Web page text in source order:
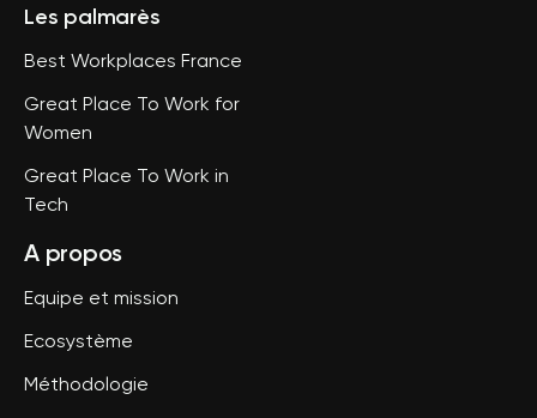
Les palmarès
Best Workplaces France
Great Place To Work for
Women
Great Place To Work in
Tech
A propos
Equipe et mission
Ecosystème
Méthodologie